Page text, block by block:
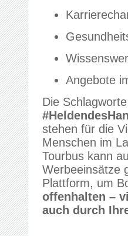
Angebote
Die
stehen für die
Menschen im
Tourbus kann
Werbeeinsätze
Plattform, um
offenhalten –
auch durch